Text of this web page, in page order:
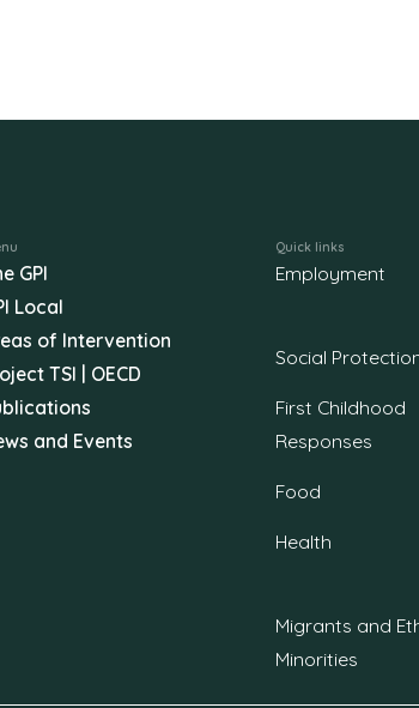
GPI
Local
of Intervention
TSI | OECD
and Events
Quick links
Employment
Social
First Childhood
Responses
Food
Health
Migrants and
Minorities